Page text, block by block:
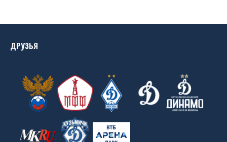
ДРУЗЬЯ